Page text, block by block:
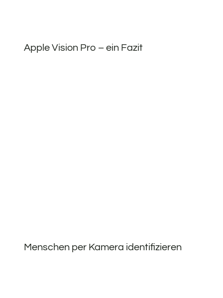
Apple Vision Pro – ein Fazit
Menschen per Kamera identifizieren